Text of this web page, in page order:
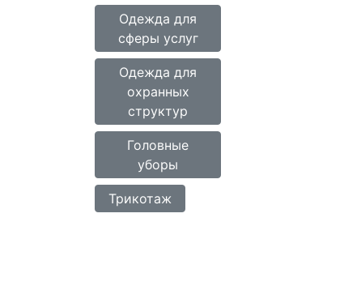
Одежда для
сферы услуг
Одежда для
охранных
структур
Головные
уборы
Трикотаж